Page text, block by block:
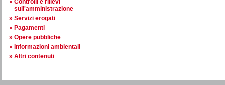
Controlli e rilievi
sull'amministrazione
Servizi erogati
Pagamenti
Opere pubbliche
Informazioni ambientali
Altri contenuti